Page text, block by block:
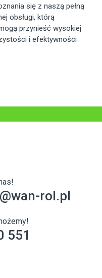
się z naszą pełną
obsługi, którą
przynieść wysokiej
i efektywności
rol.pl
551